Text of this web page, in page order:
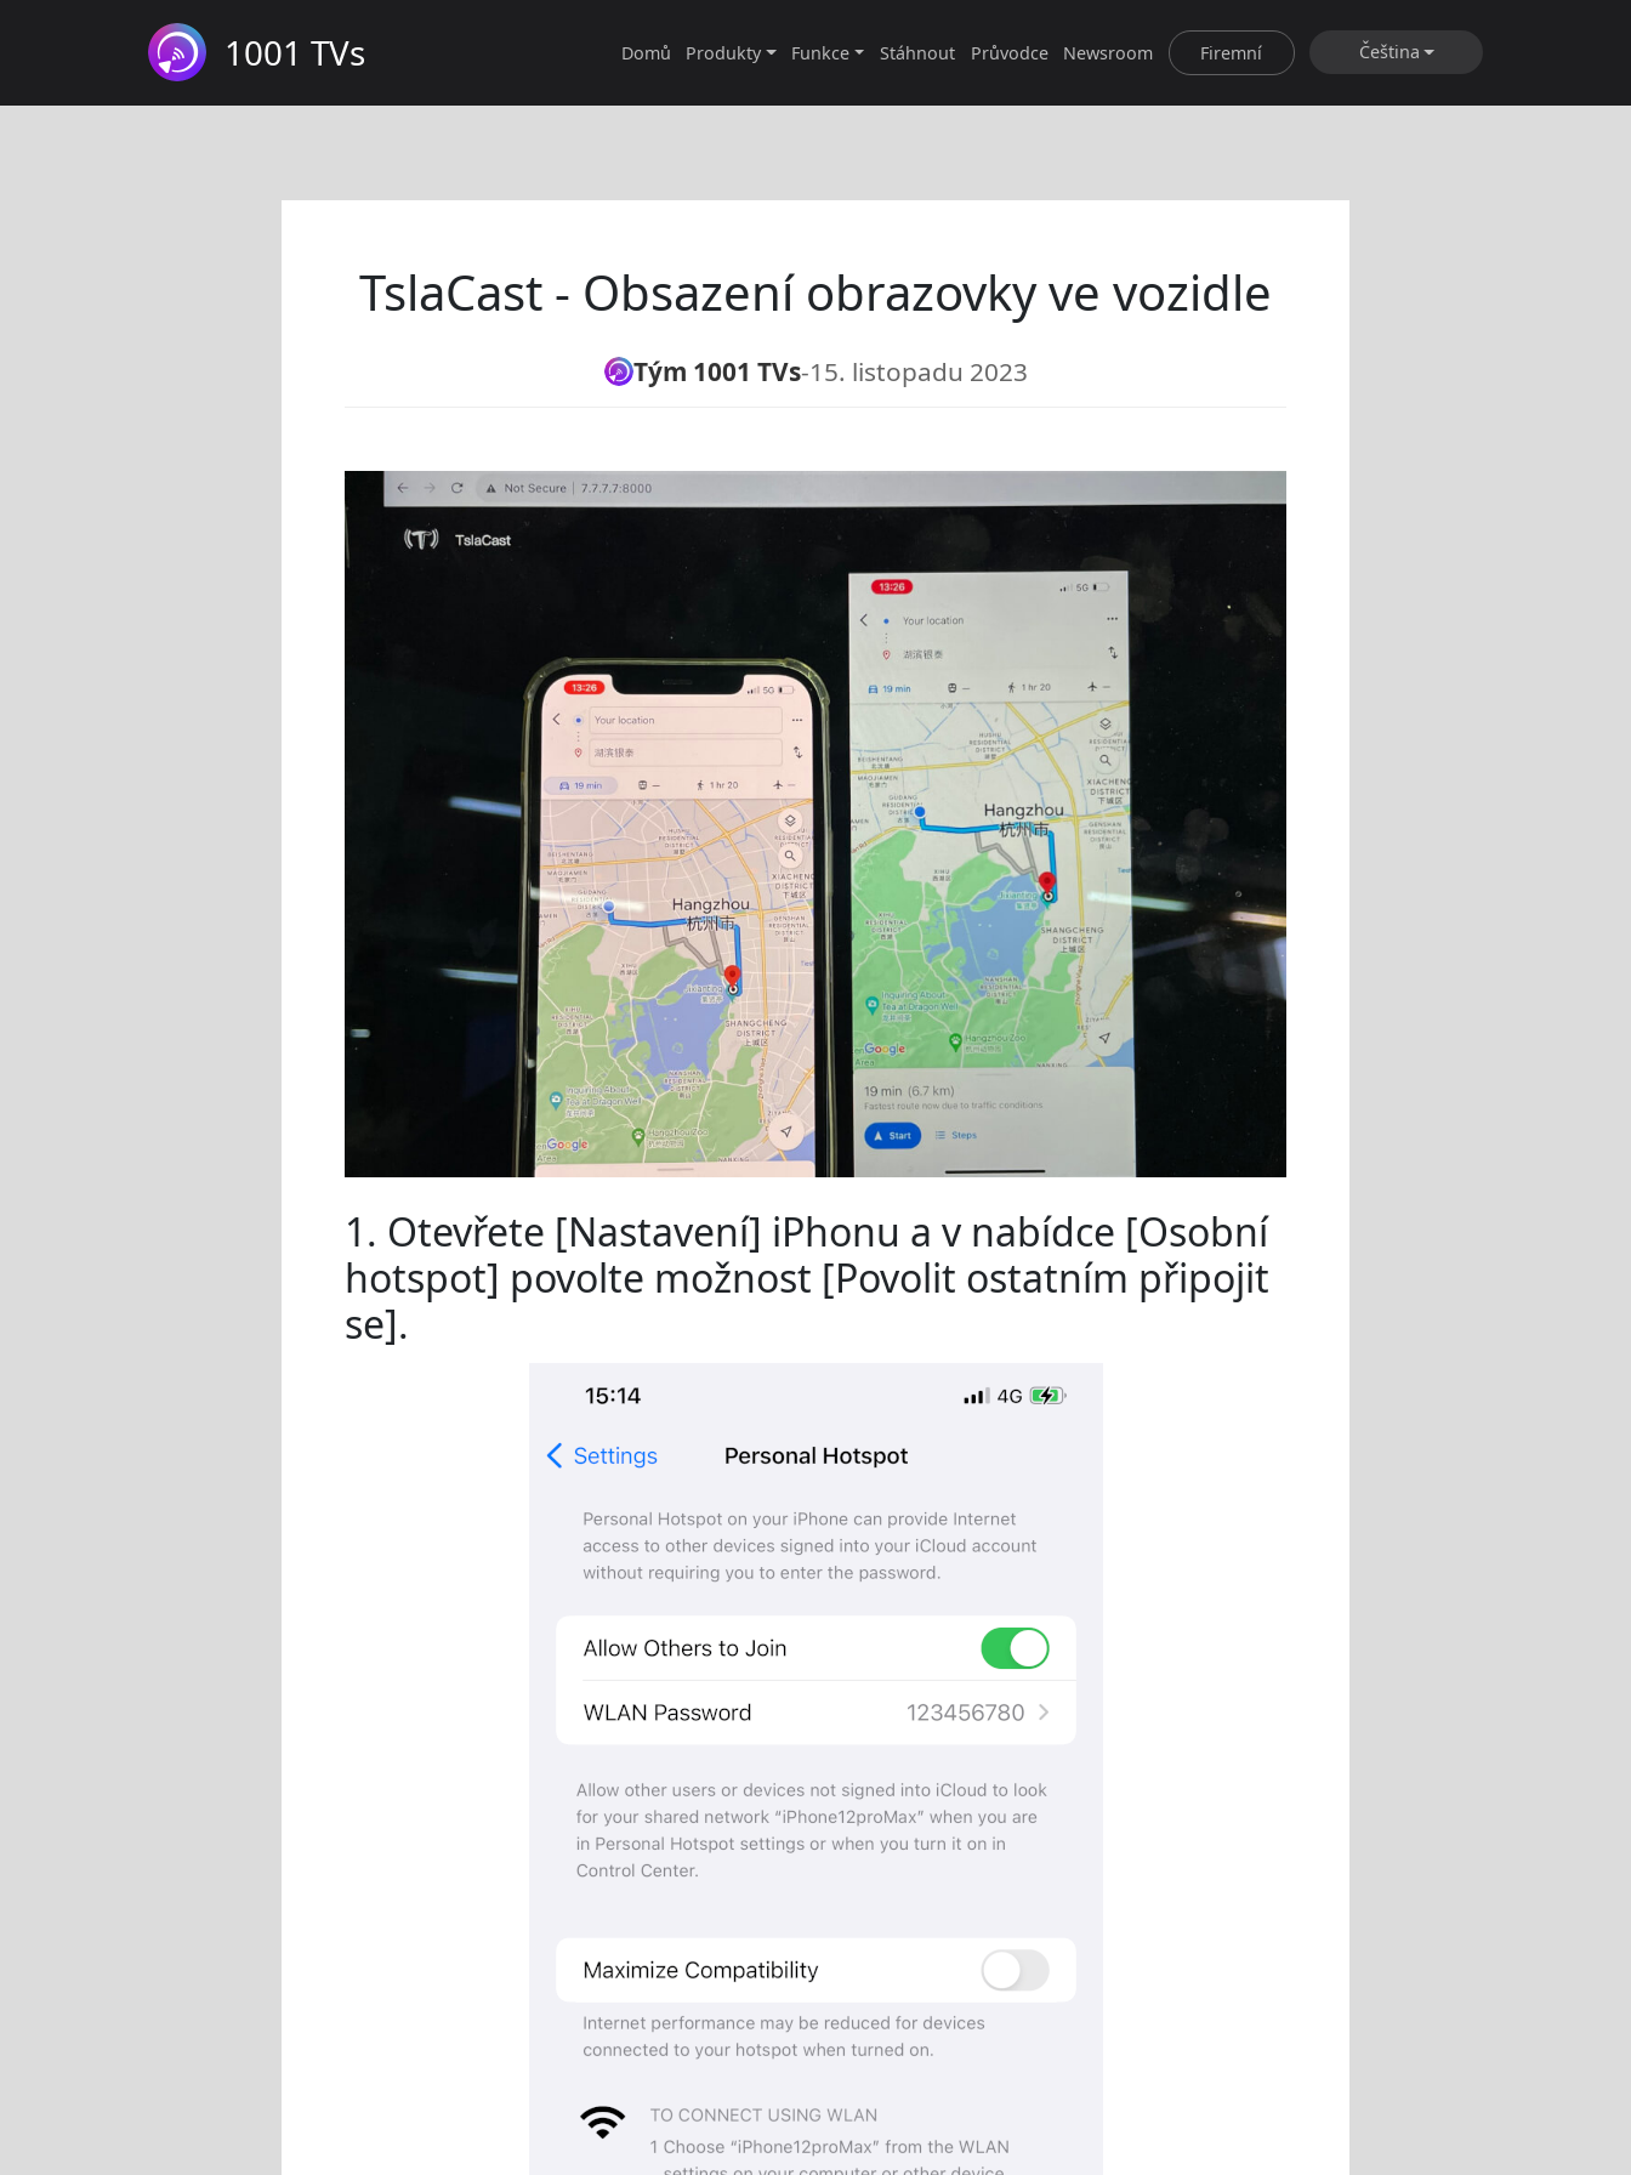
1001 TVs Domů Produkty Funkce Stáhnout Průvodce Newsroom Firemní Čeština
TslaCast - Obsazení obrazovky ve vozidle
Tým 1001 TVs-15. listopadu 2023
1. Otevřete [Nastavení] iPhonu a v nabídce [Osobní
hotspot] povolte možnost [Povolit ostatním připojit
se].